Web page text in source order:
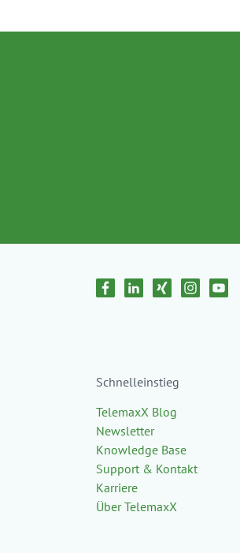
Schnelleinstieg
TelemaxX Blog
Newsletter
Knowledge Base
Support & Kontakt
Karriere
Über TelemaxX